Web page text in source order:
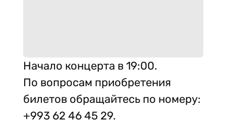
Начало концерта в 19:00.
По вопросам приобретения
билетов обращайтесь по номеру:
+993 62 46 45 29.